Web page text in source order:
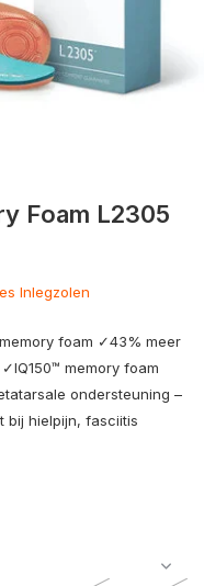
Foam L2305
Inlegzolen
foam ✓43% meer
memory foam
ondersteuning –
bij hielpijn, fasciitis